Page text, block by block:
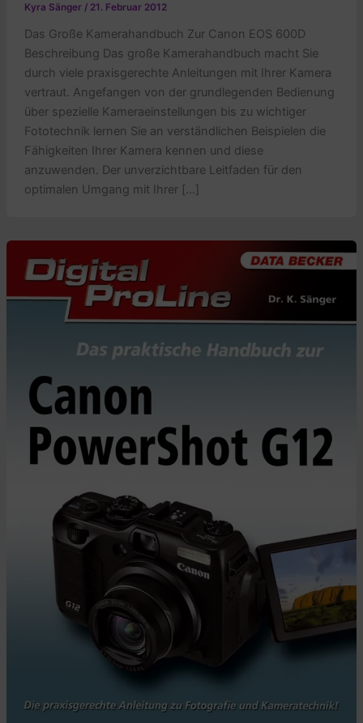
Kyra Sänger / 21. Februar 2012
Das Große Kamerahandbuch Zur Canon EOS 600D
Beschreibung Das große Kamerahandbuch macht Sie
durch viele praxisgerechte Anleitungen mit Ihrer Kamera
vertraut. Angefangen von der grundlegenden Bedienung
über spezielle Kameraeinstellungen bis zu wichtiger
Fototechnik lernen Sie an verständlichen Beispielen die
Fähigkeiten Ihrer Kamera kennen und diese
anzuwenden. Der unverzichtbare Leitfaden für den
optimalen Umgang mit Ihrer […]